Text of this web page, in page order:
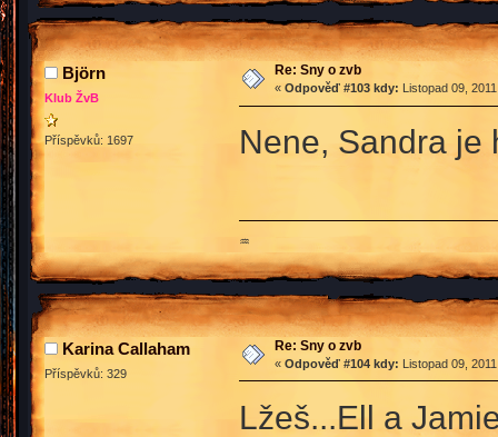
Björn
Klub ŽvB
Příspěvků: 1697
Re: Sny o zvb
« Odpověď #103 kdy: Listopad 09,
Nene, Sandra
♒
Karina Callaham
Příspěvků: 329
Re: Sny o zvb
« Odpověď #104 kdy: Listopad 09,
Lžeš...Ell a